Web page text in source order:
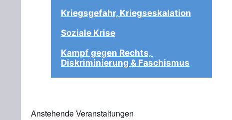
Kriegsgefahr, Kriegseskalation
Soziale Krise
Kampf gegen Rechts,
Diskriminierung & Faschismus
Anstehende Veranstaltungen